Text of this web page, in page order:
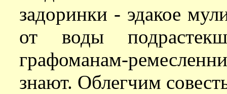
задоринки - эдакое
от воды
графоманам-
знают. Облегчим